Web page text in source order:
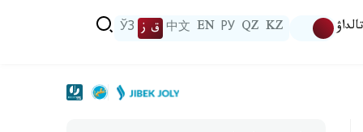
تالداۋ KZ
QZ
РУ
EN
中文 ق ز ЎЗ